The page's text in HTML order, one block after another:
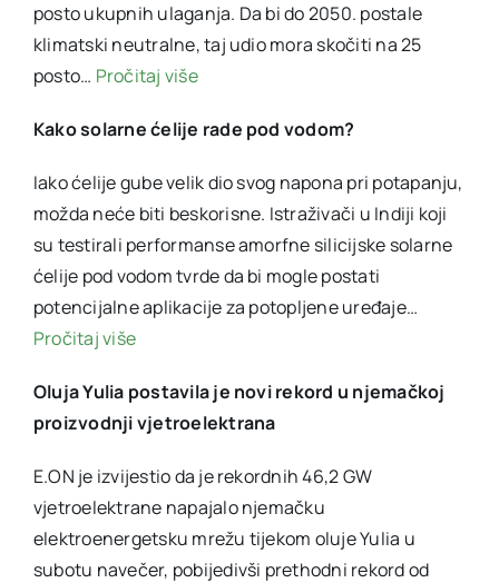
posto ukupnih ulaganja. Da bi do 2050. postale
klimatski neutralne, taj udio mora skočiti na 25
posto… Pročitaj više
Kako solarne ćelije rade pod vodom?
Iako ćelije gube velik dio svog napona pri potapanju,
možda neće biti beskorisne. Istraživači u Indiji koji
su testirali performanse amorfne silicijske solarne
ćelije pod vodom tvrde da bi mogle postati
potencijalne aplikacije za potopljene uređaje…
Pročitaj više
Oluja Yulia postavila je novi rekord u njemačkoj
proizvodnji vjetroelektrana
E.ON je izvijestio da je rekordnih 46,2 GW
vjetroelektrane napajalo njemačku
elektroenergetsku mrežu tijekom oluje Yulia u
subotu navečer, pobijedivši prethodni rekord od